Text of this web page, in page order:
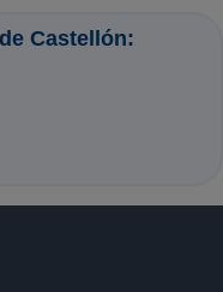
Castellón: